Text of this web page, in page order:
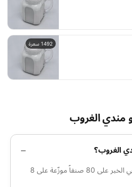
1492 سعرة
مندي الغروب
الغروب؟
يحتوي منيو مندي الغروب في الخبر على 80 صنفاً موزّعة على 8